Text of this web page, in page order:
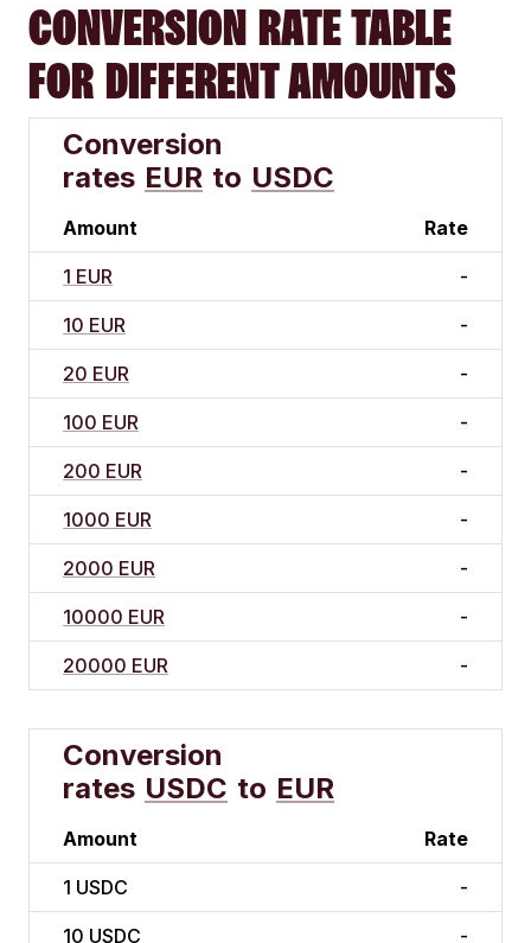
CONVERSION RATE TABLE
FOR DIFFERENT AMOUNTS
Conversion
rates EUR to USDC
Amount Rate
1 EUR -
10 EUR -
20 EUR -
100 EUR -
200 EUR -
1000 EUR -
2000 EUR -
10000 EUR -
20000 EUR -
Conversion
rates USDC to EUR
Amount Rate
1 USDC -
10 USDC -